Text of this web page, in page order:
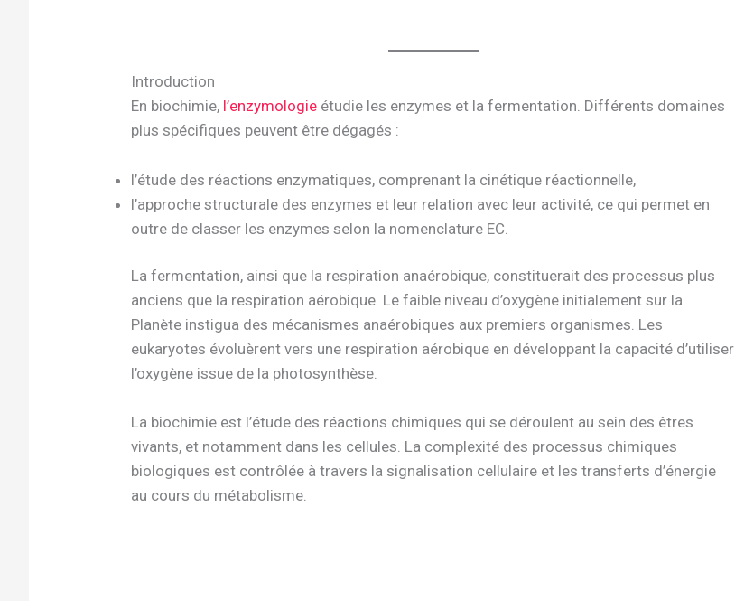
Introduction
En biochimie, l’enzymologie étudie les enzymes et la fermentation. Différents domaines
plus spécifiques peuvent être dégagés :
l’étude des réactions enzymatiques, comprenant la cinétique réactionnelle,
l’approche structurale des enzymes et leur relation avec leur activité, ce qui permet en
outre de classer les enzymes selon la nomenclature EC.
La fermentation, ainsi que la respiration anaérobique, constituerait des processus plus
anciens que la respiration aérobique. Le faible niveau d’oxygène initialement sur la
Planète instigua des mécanismes anaérobiques aux premiers organismes. Les
eukaryotes évoluèrent vers une respiration aérobique en développant la capacité d’utiliser
l’oxygène issue de la photosynthèse.
La biochimie est l’étude des réactions chimiques qui se déroulent au sein des êtres
vivants, et notamment dans les cellules. La complexité des processus chimiques
biologiques est contrôlée à travers la signalisation cellulaire et les transferts d’énergie
au cours du métabolisme.